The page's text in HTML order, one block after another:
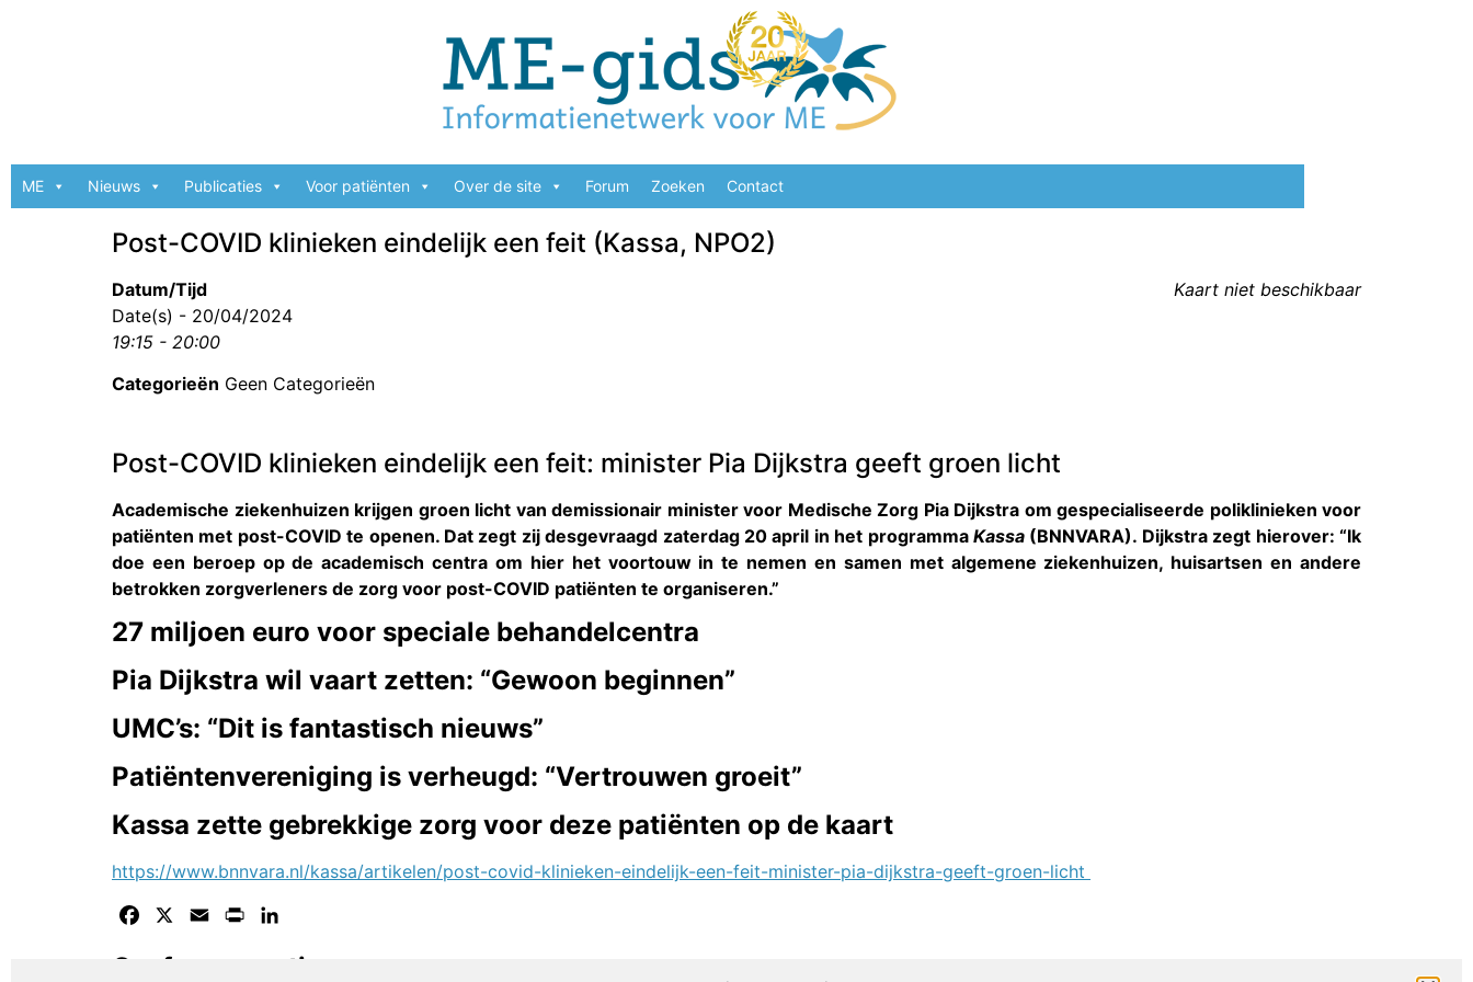
ME Nieuws Publicaties Voor patiënten Over de site Forum Zoeken Contact
Post-COVID klinieken eindelijk een feit (Kassa, NPO2)
Kaart niet beschikbaar
Datum/Tijd
Date(s) - 20/04/2024
19:15 - 20:00
Categorieën Geen Categorieën
Post-COVID klinieken eindelijk een feit: minister Pia Dijkstra geeft groen licht
Academische ziekenhuizen krijgen groen licht van demissionair minister voor Medische Zorg Pia Dijkstra om gespecialiseerde poliklinieken voor
patiënten met post-COVID te openen. Dat zegt zij desgevraagd zaterdag 20 april in het programma Kassa (BNNVARA). Dijkstra zegt hierover: “Ik
doe een beroep op de academisch centra om hier het voortouw in te nemen en samen met algemene ziekenhuizen, huisartsen en andere
betrokken zorgverleners de zorg voor post-COVID patiënten te organiseren.”
27 miljoen euro voor speciale behandelcentra
Pia Dijkstra wil vaart zetten: “Gewoon beginnen”
UMC’s: “Dit is fantastisch nieuws”
Patiëntenvereniging is verheugd: “Vertrouwen groeit”
Kassa zette gebrekkige zorg voor deze patiënten op de kaart
https://www.bnnvara.nl/kassa/artikelen/post-covid-klinieken-eindelijk-een-feit-minister-pia-dijkstra-geeft-groen-licht
Facebook Email Print
Geef een reactie